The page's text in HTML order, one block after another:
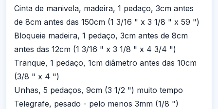
Cinta de manivela, madeira, 1 pedaço, 3cm antes
de 8cm antes das 150cm (1 3/16 " x 3 1/8 " x 59 ")
Bloqueie madeira, 1 pedaço, 3cm antes de 8cm
antes das 12cm (1 3/16 " x 3 1/8 " x 4 3/4 ")
Tranque, 1 pedaço, 1cm diâmetro antes das 10cm
(3/8 " x 4 ")
Unhas, 5 pedaços, 9cm (3 1/2 ") muito tempo
Telegrafe, pesado - pelo menos 3mm (1/8 ")